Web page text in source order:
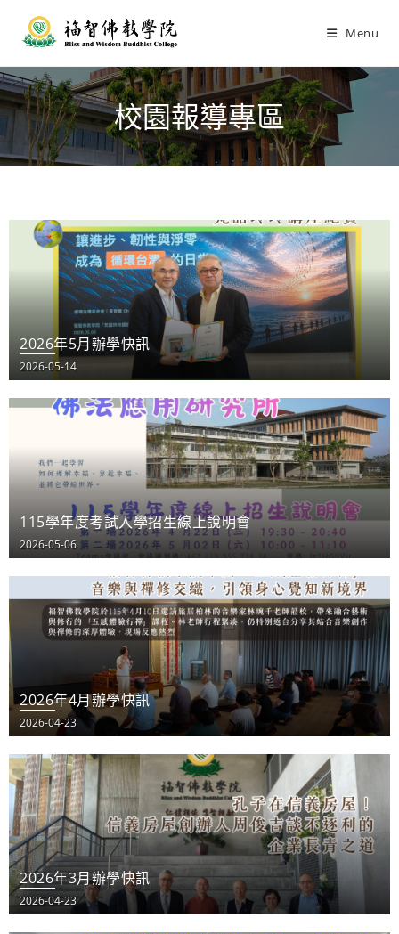
Menu
校園報導專區
2026年5月辦學快訊
2026-05-14
115學年度考試入學招生線上說明會
2026-05-06
2026年4月辦學快訊
2026-04-23
2026年3月辦學快訊
2026-04-23